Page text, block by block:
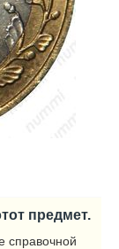
предмет.
справочной